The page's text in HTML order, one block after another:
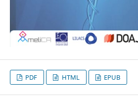
PDF HTML EPUB